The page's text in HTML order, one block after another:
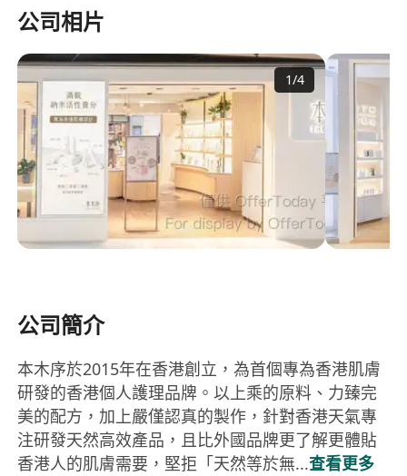
公司相片
1/4
公司簡介
本木序於2015年在香港創立，為首個專為香港肌膚
研發的香港個人護理品牌。以上乘的原料、力臻完
美的配方，加上嚴僅認真的製作，針對香港天氣專
注研發天然高效產品，且比外國品牌更了解更體貼
香港人的肌膚需要，堅拒「天然等於無...查看更多